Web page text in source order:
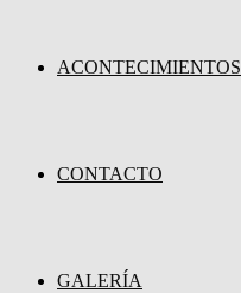
ACONTECIMIENTOS
CONTACTO
GALERÍA